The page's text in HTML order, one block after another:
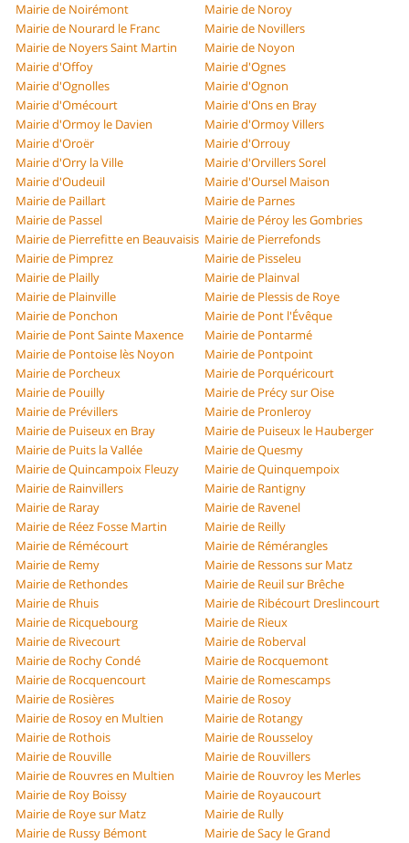
Mairie de Noirémont
Mairie de Noroy
Mairie de Nourard le Franc
Mairie de Novillers
Mairie de Noyers Saint Martin
Mairie de Noyon
Mairie d'Offoy
Mairie d'Ognes
Mairie d'Ognolles
Mairie d'Ognon
Mairie d'Omécourt
Mairie d'Ons en Bray
Mairie d'Ormoy le Davien
Mairie d'Ormoy Villers
Mairie d'Oroër
Mairie d'Orrouy
Mairie d'Orry la Ville
Mairie d'Orvillers Sorel
Mairie d'Oudeuil
Mairie d'Oursel Maison
Mairie de Paillart
Mairie de Parnes
Mairie de Passel
Mairie de Péroy les Gombries
Mairie de Pierrefitte en Beauvaisis Mairie de Pierrefonds
Mairie de Pimprez
Mairie de Pisseleu
Mairie de Plailly
Mairie de Plainval
Mairie de Plainville
Mairie de Plessis de Roye
Mairie de Ponchon
Mairie de Pont l'Évêque
Mairie de Pont Sainte Maxence
Mairie de Pontarmé
Mairie de Pontoise lès Noyon
Mairie de Pontpoint
Mairie de Porcheux
Mairie de Porquéricourt
Mairie de Pouilly
Mairie de Précy sur Oise
Mairie de Prévillers
Mairie de Pronleroy
Mairie de Puiseux en Bray
Mairie de Puiseux le Hauberger
Mairie de Puits la Vallée
Mairie de Quesmy
Mairie de Quincampoix Fleuzy
Mairie de Quinquempoix
Mairie de Rainvillers
Mairie de Rantigny
Mairie de Raray
Mairie de Ravenel
Mairie de Réez Fosse Martin
Mairie de Reilly
Mairie de Rémécourt
Mairie de Rémérangles
Mairie de Remy
Mairie de Ressons sur Matz
Mairie de Rethondes
Mairie de Reuil sur Brêche
Mairie de Rhuis
Mairie de Ribécourt Dreslincourt
Mairie de Ricquebourg
Mairie de Rieux
Mairie de Rivecourt
Mairie de Roberval
Mairie de Rochy Condé
Mairie de Rocquemont
Mairie de Rocquencourt
Mairie de Romescamps
Mairie de Rosières
Mairie de Rosoy
Mairie de Rosoy en Multien
Mairie de Rotangy
Mairie de Rothois
Mairie de Rousseloy
Mairie de Rouville
Mairie de Rouvillers
Mairie de Rouvres en Multien
Mairie de Rouvroy les Merles
Mairie de Roy Boissy
Mairie de Royaucourt
Mairie de Roye sur Matz
Mairie de Rully
Mairie de Russy Bémont
Mairie de Sacy le Grand